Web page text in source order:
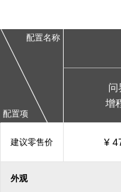
配置项
配置名称
问
增
建议零售价 ¥
外观